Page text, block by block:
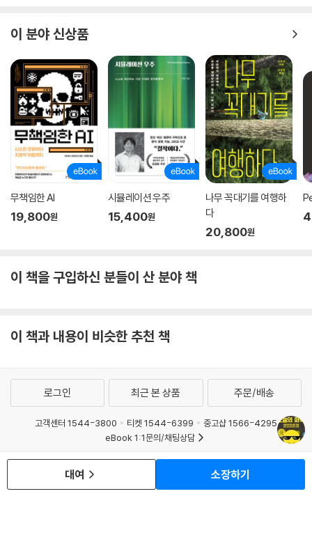
이 분야 신상품
무책임한 AI
19,800원
시뮬레이션 우주
15,400원
나무 꼭대기를 여행하
다
20,800원
이 책을 구입하신 분들이 산 분야 책
이 책과 내용이 비슷한 추천 책
대여 소장하기
로그인 최근 본 상품 주문/배송
고객센터 1544-3800 티켓 1544-6399
중고샵 1566-4295
eBook 1:1문의/채팅상담
예스이십사(주) 사업자 정보
이용약관
청소년보호정책
PC버전
회사소개
거래처관계자께